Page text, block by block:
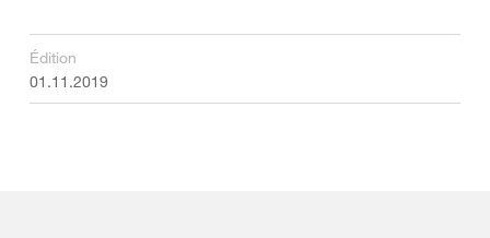
Édition
01.11.2019